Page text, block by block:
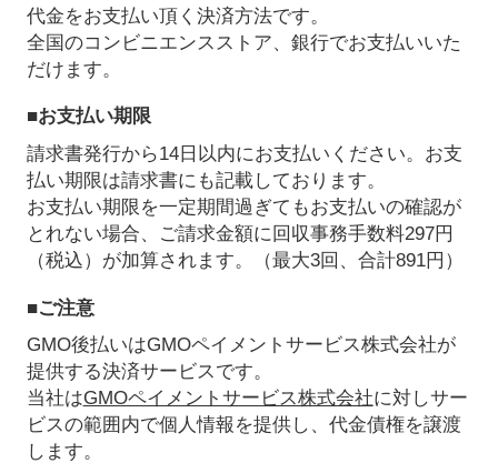
代金をお支払い頂く決済方法です。
全国のコンビニエンスストア、銀行でお支払いいた
だけます。
■お支払い期限
請求書発行から14日以内にお支払いください。お支
払い期限は請求書にも記載しております。
お支払い期限を一定期間過ぎてもお支払いの確認が
とれない場合、ご請求金額に回収事務手数料297円
（税込）が加算されます。（最大3回、合計891円）
■ご注意
GMO後払いはGMOペイメントサービス株式会社が
提供する決済サービスです。
当社はGMOペイメントサービス株式会社に対しサー
ビスの範囲内で個人情報を提供し、代金債権を譲渡
します。